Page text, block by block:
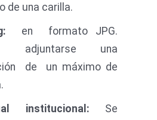
de una carilla.
: en formato JPG.
adjuntarse una
de un máximo de
l institucional : Se